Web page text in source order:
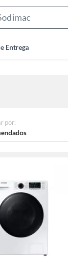
Entrega
por: